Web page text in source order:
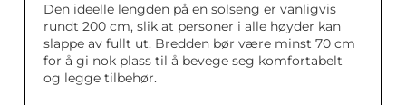
Den ideelle lengden på en solseng er vanligvis
rundt 200 cm, slik at personer i alle høyder kan
slappe av fullt ut. Bredden bør være minst 70 cm
for å gi nok plass til å bevege seg komfortabelt
og legge tilbehør.